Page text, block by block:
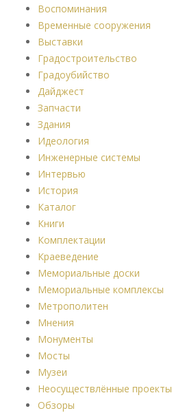
Воспоминания
Временные сооружения
Выставки
Градостроительство
Градоубийство
Дайджест
Запчасти
Здания
Идеология
Инженерные системы
Интервью
История
Каталог
Книги
Комплектации
Краеведение
Мемориальные доски
Мемориальные комплексы
Метрополитен
Мнения
Монументы
Мосты
Музеи
Неосуществлённые проекты
Обзоры